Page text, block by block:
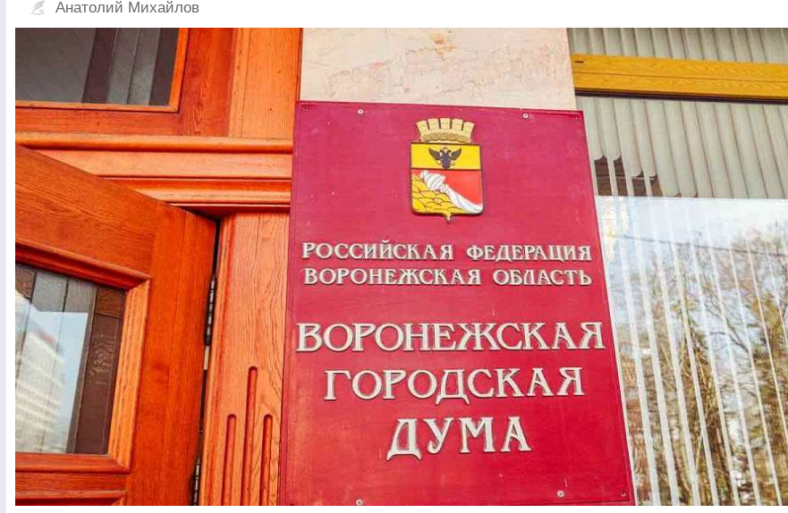
Анатолий Михайлов